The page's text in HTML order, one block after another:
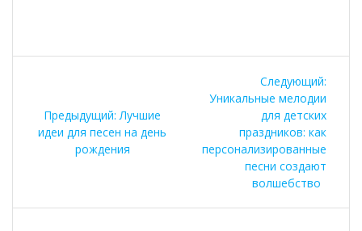
по
записям
Предыдущий: Предыдущая
запись:
Лучшие
идеи для песен на день
рождения
Следующий:
Уникальные мелодии
для детских
праздников: как
персонализированные
песни создают
волшебство